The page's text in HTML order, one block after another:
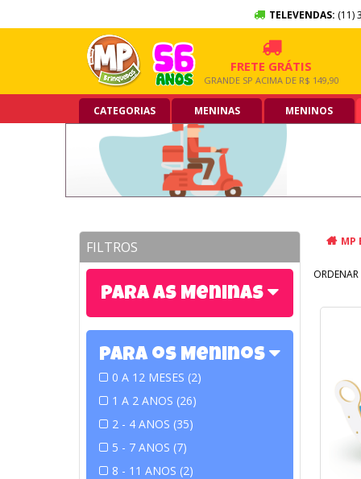
TELEVENDAS: (11)
10X SEM JUROS
NO CARTÃO DE CRÉDITO
FRETE GRÁTIS
GRANDE SP ACIMA DE R$ 149,90
CATEGORIAS MENINAS MENINOS
FILTROS
Para as Meninas
Para os Meninos
0 A 12 MESES (2)
1 A 2 ANOS (26)
2 - 4 ANOS (35)
5 - 7 ANOS (7)
8 - 11 ANOS (2)
MP
ORDENAR